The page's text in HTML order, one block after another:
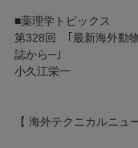
■薬理学トピックス
第328回 ｢最新海外動
誌から─｣
小久江栄一
【 海外テクニカルニュ